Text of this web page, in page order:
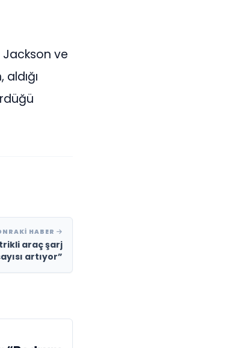
Jackson ve
HABER
araç şarj
artıyor”